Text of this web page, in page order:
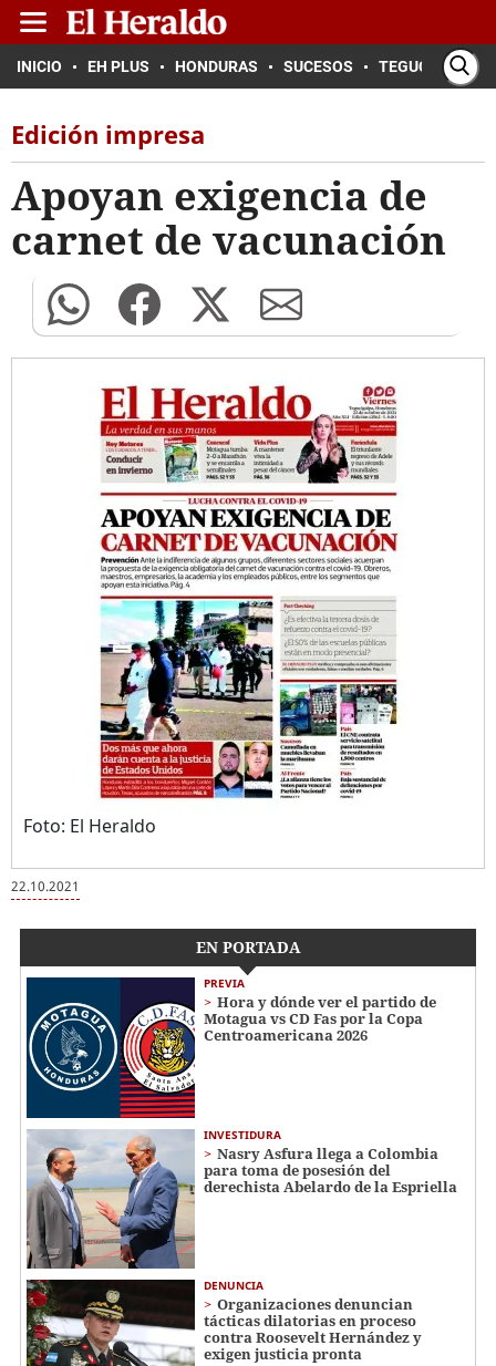
INICIO EH PLUS HONDURAS SUCESOS TEGUCIGALPA
Edición impresa
Apoyan exigencia de
carnet de vacunación
Foto: El Heraldo
22.10.2021
EN PORTADA
PREVIA
Hora y dónde ver el partido de
Motagua vs CD Fas por la Copa
Centroamericana 2026
INVESTIDURA
Nasry Asfura llega a Colombia
para toma de posesión del
derechista Abelardo de la Espriella
DENUNCIA
Organizaciones denuncian
tácticas dilatorias en proceso
contra Roosevelt Hernández y
exigen justicia pronta